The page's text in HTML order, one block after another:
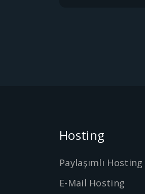
Hosting
Paylaşımlı Hosting
E-Mail Hosting